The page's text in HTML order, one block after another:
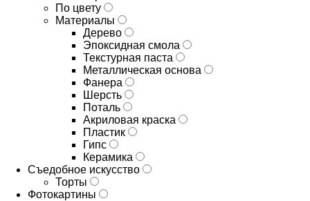
По цвету
Материалы
Дерево
Эпоксидная смола
Текстурная паста
Металлическая основа
Фанера
Шерсть
Поталь
Акриловая краска
Пластик
Гипс
Керамика
Съедобное искусство
Торты
Фотокартины